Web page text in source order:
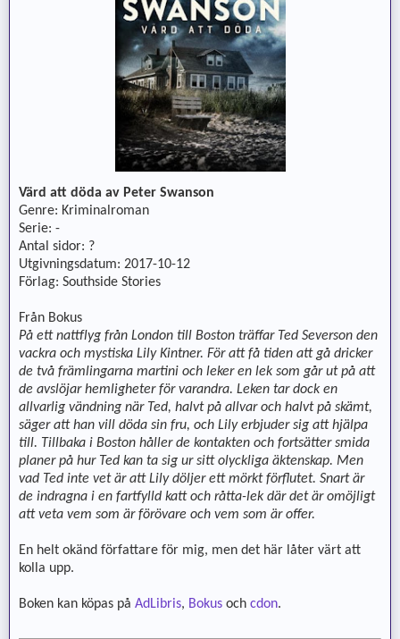
Värd att döda av Peter Swanson
Genre: Kriminalroman
Serie: -
Antal sidor: ?
Utgivningsdatum: 2017-10-12
Förlag: Southside Stories
Från Bokus
På ett nattflyg från London till Boston träffar Ted Severson den
vackra och mystiska Lily Kintner. För att få tiden att gå dricker
de två främlingarna martini och leker en lek som går ut på att
de avslöjar hemligheter för varandra. Leken tar dock en
allvarlig vändning när Ted, halvt på allvar och halvt på skämt,
säger att han vill döda sin fru, och Lily erbjuder sig att hjälpa
till. Tillbaka i Boston håller de kontakten och fortsätter smida
planer på hur Ted kan ta sig ur sitt olyckliga äktenskap. Men
vad Ted inte vet är att Lily döljer ett mörkt förflutet. Snart är
de indragna i en fartfylld katt och råtta-lek där det är omöjligt
att veta vem som är förövare och vem som är offer.
En helt okänd författare för mig, men det här låter värt att
kolla upp.
Boken kan köpas på AdLibris, Bokus och cdon.